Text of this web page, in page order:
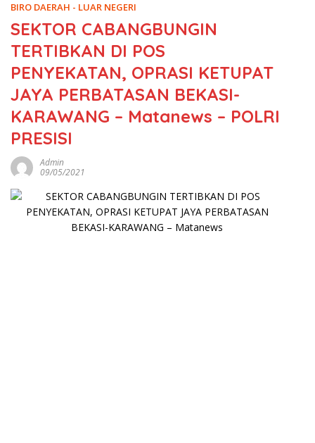
BIRO DAERAH - LUAR NEGERI
SEKTOR CABANGBUNGIN
TERTIBKAN DI POS
PENYEKATAN, OPRASI KETUPAT
JAYA PERBATASAN BEKASI-
KARAWANG – Matanews – POLRI
PRESISI
Admin
09/05/2021